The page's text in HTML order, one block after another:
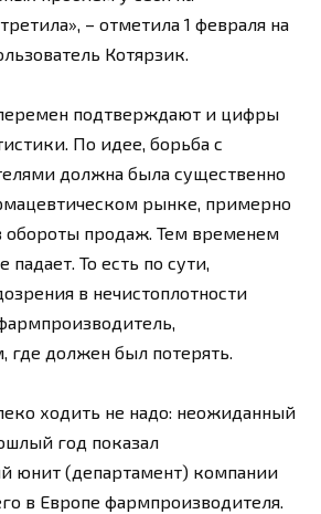
– отметила 1 февраля на
Котярзик.
подтверждают и цифры
По идее, борьба с
должна была существенно
рынке, примерно
обороты продаж. Тем временем
падает. То есть по сути,
в нечистоплотности
где должен был потерять.
ходить не надо: неожиданный
год показал
юнит (департамент) компании
в Европе фармпроизводителя.